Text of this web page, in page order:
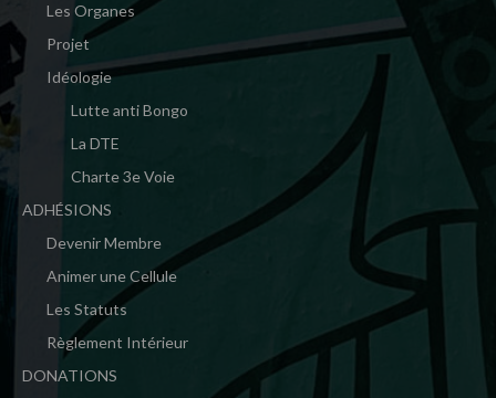
Les Organes
Projet
Idéologie
Lutte anti Bongo
La DTE
Charte 3e Voie
ADHÉSIONS
Devenir Membre
Animer une Cellule
Les Statuts
Règlement Intérieur
DONATIONS